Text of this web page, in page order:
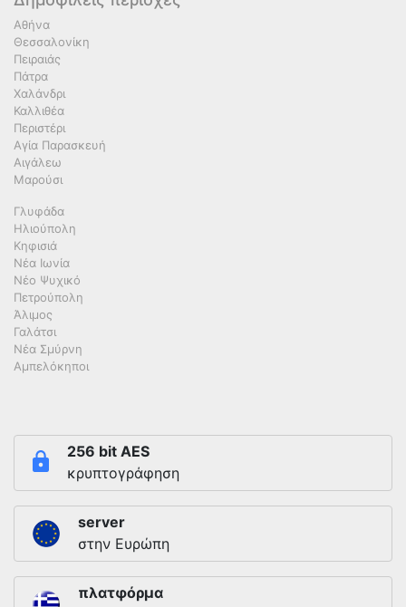
Αθήνα
Θεσσαλονίκη
Πειραιάς
Πάτρα
Χαλάνδρι
Καλλιθέα
Περιστέρι
Αγία Παρασκευή
Αιγάλεω
Μαρούσι
Γλυφάδα
Ηλιούπολη
Κηφισιά
Νέα Ιωνία
Νέο Ψυχικό
Πετρούπολη
Άλιμος
Γαλάτσι
Νέα Σμύρνη
Αμπελόκηποι
256 bit AES
κρυπτογράφηση
server
στην Ευρώπη
πλατφόρμα